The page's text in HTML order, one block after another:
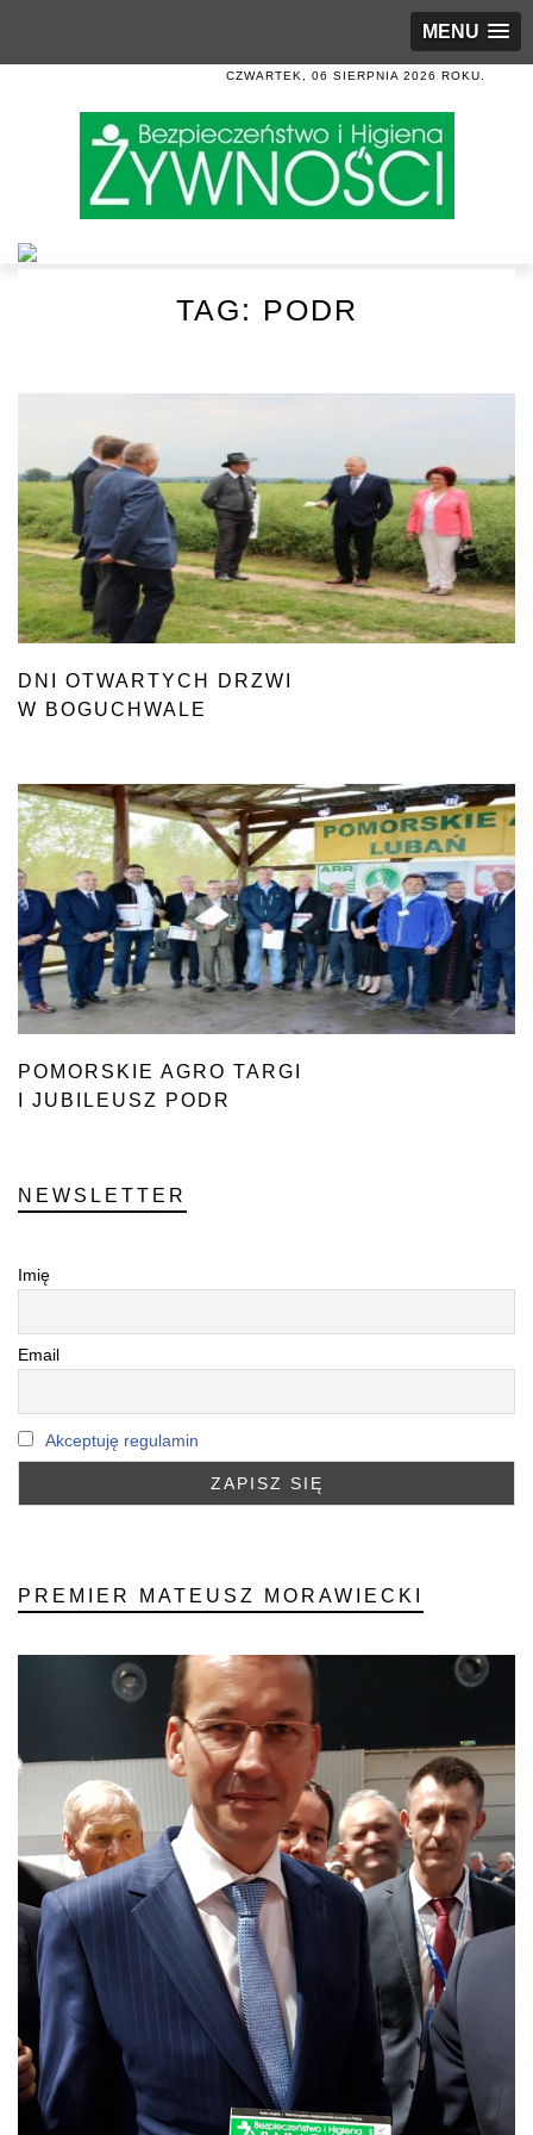
MENU
CZWARTEK, 06 SIERPNIA 2026 ROKU.
TAG: PODR
DNI OTWARTYCH DRZWI
W BOGUCHWALE
POMORSKIE AGRO TARGI
I JUBILEUSZ PODR
NEWSLETTER
Imię
Email
Akceptuję regulamin
PREMIER MATEUSZ MORAWIECKI